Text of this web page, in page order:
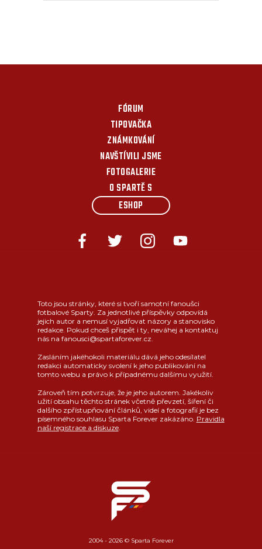
FÓRUM
TIPOVAČKA
ZNÁMKOVÁNÍ
NAVŠTÍVILI JSME
FOTOGALERIE
O SPARTĚ S
ESHOP
Toto jsou stránky, které si tvoří samotní fanoušci
fotbalové Sparty. Za jednotlivé příspěvky odpovídá
jejich autor a nemusí vyjadřovat názory a stanovisko
redakce. Pokud chceš přispět i ty, neváhej a kontaktuj
nás na fanousci@spartaforever.cz.
Zasláním jakéhokoli materiálu dává jeho odesílatel
redakci automaticky svolení k jeho publikování na
tomto webu a právo k případnému dalšímu využití.
Zároveň tím potvrzuje, že je jeho autorem. Jakékoliv
užití obsahu těchto stránek včetně převzetí, šíření či
dalšího zpřístupňování článků, videí a fotografií je bez
písemného souhlasu Sparta Forever zakázáno. Pravidla
naší registrace a diskuze.
2004 - 2026 © Sparta Forever